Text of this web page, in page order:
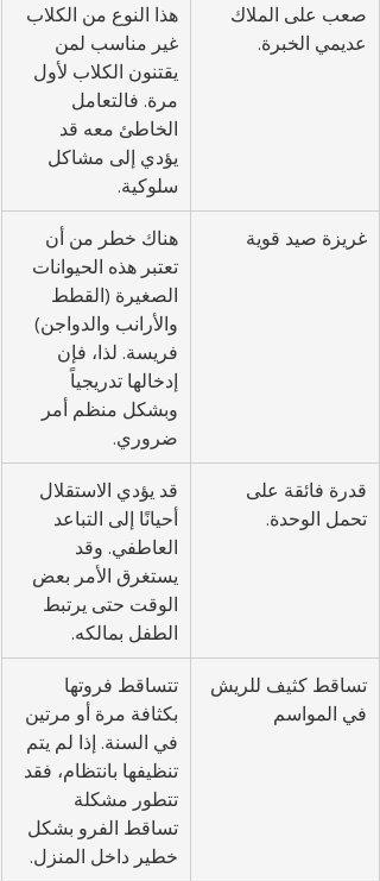
صعب على الملاك
عديمي الخبرة.
هذا النوع من الكلاب
غير مناسب لمن
يقتنون الكلاب لأول
مرة. فالتعامل
الخاطئ معه قد
يؤدي إلى مشاكل
سلوكية.
غريزة صيد قوية
هناك خطر من أن
تعتبر هذه الحيوانات
الصغيرة (القطط
والأرانب والدواجن)
فريسة. لذا، فإن
إدخالها تدريجياً
وبشكل منظم أمر
ضروري.
قدرة فائقة على
تحمل الوحدة.
قد يؤدي الاستقلال
أحيانًا إلى التباعد
العاطفي. وقد
يستغرق الأمر بعض
الوقت حتى يرتبط
الطفل بمالكه.
تساقط كثيف للريش
في المواسم
تتساقط فروتها
بكثافة مرة أو مرتين
في السنة. إذا لم يتم
تنظيفها بانتظام، فقد
تتطور مشكلة
تساقط الفرو بشكل
خطير داخل المنزل.